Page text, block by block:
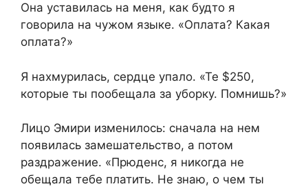
Она уставилась на меня, как будто я
говорила на чужом языке. «Оплата? Какая
оплата?»
Я нахмурилась, сердце упало. «Те $250,
которые ты пообещала за уборку. Помнишь?»
Лицо Эмири изменилось: сначала на нем
появилась замешательство, а потом
раздражение. «Прюденс, я никогда не
обещала тебе платить. Не знаю, о чем ты